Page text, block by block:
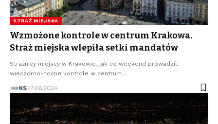
STRAŻ MIEJSKA
Wzmożone kontrole w centrum Krakowa.
Straż miejska wlepiła setki mandatów
Strażnicy miejscy w Krakowie, jak co weekend prowadzili
wieczorno-nocne kontrole w centrum…
KS 17.06.2024